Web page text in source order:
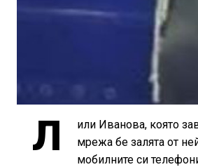
Л
или Иванова, която
мрежа бе залята от
мобилните си